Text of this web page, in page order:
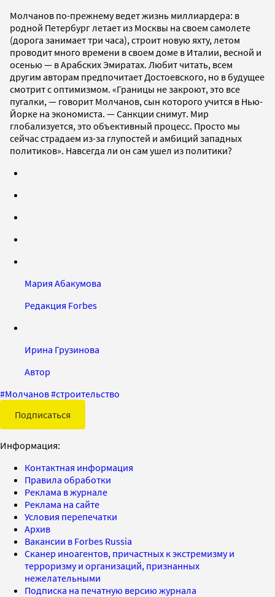
Молчанов по-прежнему ведет жизнь миллиардера: в
родной Петербург летает из Москвы на своем самолете
(дорога занимает три часа), строит новую яхту, летом
проводит много времени в своем доме в Италии, весной и
осенью — в Арабских Эмиратах. Любит читать, всем
другим авторам предпочитает Достоевского, но в будущее
смотрит с оптимизмом. «Границы не закроют, это все
пугалки, — говорит Молчанов, сын которого учится в Нью-
Йорке на экономиста. — Санкции снимут. Мир
глобализуется, это объективный процесс. Просто мы
сейчас страдаем из-за глупостей и амбиций западных
политиков». Навсегда ли он сам ушел из политики?
Мария Абакумова
Редакция Forbes
Ирина Грузинова
Автор
#Молчанов#строительство
Подписаться
Информация:
Контактная информация
Правила обработки
Реклама в журнале
Реклама на сайте
Условия перепечатки
Архив
Вакансии в Forbes Russia
Сканер иноагентов, причастных к экстремизму и
терроризму и организаций, признанных
нежелательными
Подписка на печатную версию журнала